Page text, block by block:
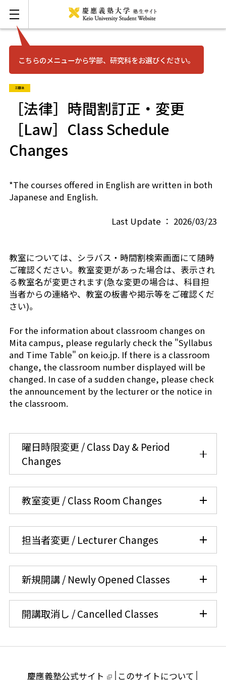
こちらのメニューから学部、研究科をお選びください。
お問い合わせ English
三田
日吉
湘南藤沢
矢上
三田法
［法律］時間割訂正・変更
［Law］Class Schedule
Changes
*The courses offered in English are written in both
Japanese and English.
Last Update ： 2026/03/23
教室については、シラバス・時間割検索画面にて随時
ご確認ください。教室変更があった場合は、表示され
る教室名が変更されます(急な変更の場合は、科目担
当者からの連絡や、教室の板書や掲示等をご確認くだ
さい)。
For the information about classroom changes on
Mita campus, please regularly check the "Syllabus
and Time Table" on keio.jp. If there is a classroom
change, the classroom number displayed will be
changed. In case of a sudden change, please check
the announcement by the lecturer or the notice in
the classroom.
曜日時限変更 / Class Day & Period
Changes
教室変更 / Class Room Changes
担当者変更 / Lecturer Changes
新規開講 / Newly Opened Classes
開講取消し / Cancelled Classes
慶應義塾公式サイト このサイトについて